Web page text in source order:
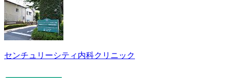
センチュリーシティ内科クリニック